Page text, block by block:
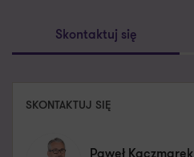
Skontaktuj się
SKONTAKTUJ SIĘ
Paweł Kaczmarek